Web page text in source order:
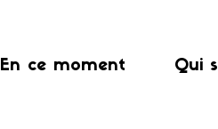
En ce moment Qui